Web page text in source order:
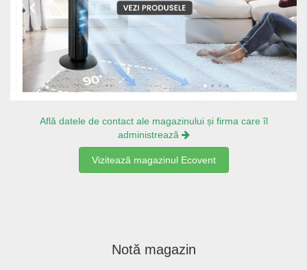
Află datele de contact ale magazinului și firma care îl
administrează
Vizitează magazinul Ecovent
Notă magazin